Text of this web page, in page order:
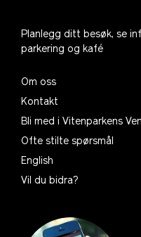
Planlegg ditt besøk, se
parkering og kafé
Om oss
Kontakt
Bli med i Vitenparkens
Ofte stilte spørsmål
English
Vil du bidra?